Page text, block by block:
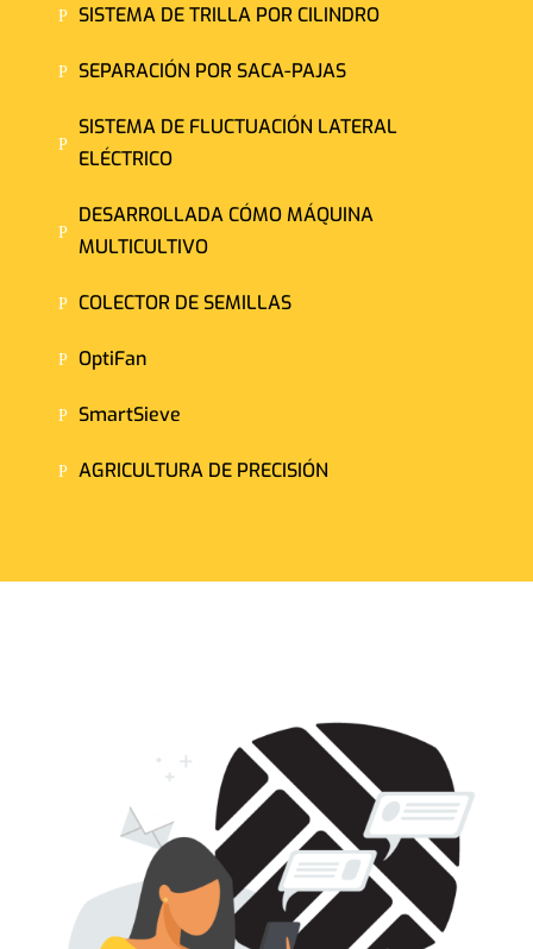
P SISTEMA DE TRILLA POR CILINDRO
P SEPARACIÓN POR SACA-PAJAS
P
SISTEMA DE FLUCTUACIÓN LATERAL
ELÉCTRICO
P
DESARROLLADA CÓMO MÁQUINA
MULTICULTIVO
P COLECTOR DE SEMILLAS
P OptiFan
P SmartSieve
P AGRICULTURA DE PRECISIÓN